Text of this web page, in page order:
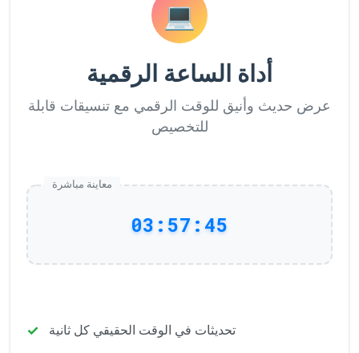
💻
أداة الساعة الرقمية
عرض حديث وأنيق للوقت الرقمي مع تنسيقات قابلة
للتخصيص
معاينة مباشرة
03:57:45
تحديثات في الوقت الحقيقي كل ثانية